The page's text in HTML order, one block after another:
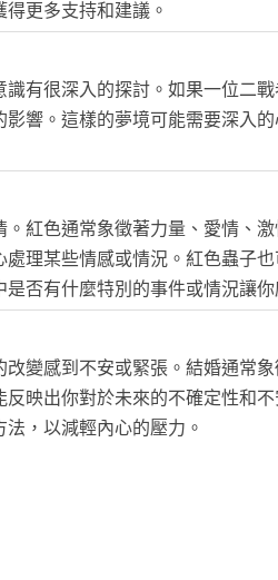
更多支持和建議。
有很深入的探討。如果一位二
響。這樣的夢境可能需要深入
紅色通常象徵著力量、愛情、
理某些情感或情況。紅色蟲子
否有什麼特別的事件或情況讓你
變感到不安或緊張。結婚通常
映出你對於未來的不確定性和
，以減輕內心的壓力。